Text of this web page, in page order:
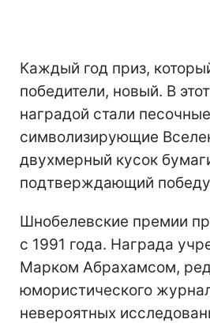
Каждый год приз,
победители, новый. В
наградой стали
символизирующие
двухмерный кусок
подтверждающий
Шнобелевские премии
с 1991 года. Награда
Марком Абрахамсом,
юмористического
невероятных